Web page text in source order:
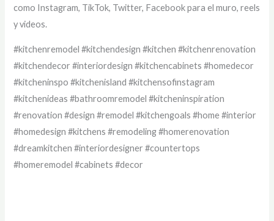
como Instagram, TikTok, Twitter, Facebook para el muro, reels
y videos.
#kitchenremodel #kitchendesign #kitchen #kitchenrenovation
#kitchendecor #interiordesign #kitchencabinets #homedecor
#kitcheninspo #kitchenisland #kitchensofinstagram
#kitchenideas #bathroomremodel #kitcheninspiration
#renovation #design #remodel #kitchengoals #home #interior
#homedesign #kitchens #remodeling #homerenovation
#dreamkitchen #interiordesigner #countertops
#homeremodel #cabinets #decor